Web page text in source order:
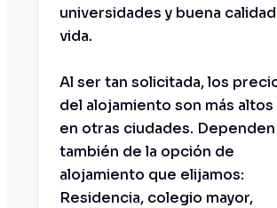
universidades y buena
vida.
Al ser tan solicitada, los
del alojamiento son más altos
en otras ciudades. Dependen
también de la opción de
alojamiento que elijamos:
Residencia, colegio mayor,